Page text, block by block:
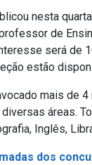
nesta
de
será de
estão
mais de
áreas.
Inglês,
dos